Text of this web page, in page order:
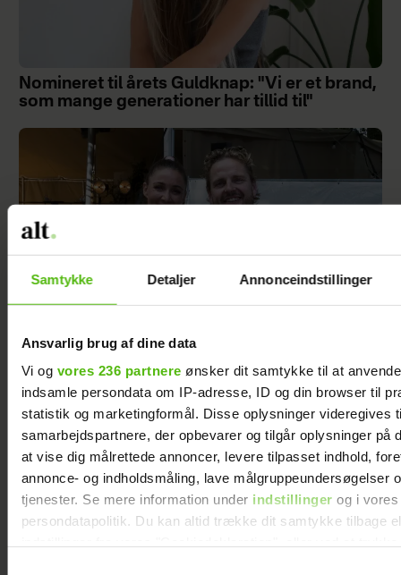
Samtykke Detaljer Annonceindstillinger
Ansvarlig brug af dine data
Vi og vores 236 partnere ønsker dit samtykke til at
indsamle persondata om IP-adresse, ID og din browser til
statistik og marketingformål. Disse oplysninger videregives
samarbejdspartnere, der opbevarer og tilgår oplysninger på
at vise dig målrettede annoncer, levere tilpasset indhold,
annonce- og indholdsmåling, lave målgruppeundersøgelser
tjenester. Se mere information under indstillinger og i vores
persondatapolitik. Du kan altid trække dit samtykke tilbage
Nomineret til årets Guldknap: "Vi er et brand,
som mange generationer har tillid til"
Åbner op om hårdt år: "Det var ganske
forfærdeligt"